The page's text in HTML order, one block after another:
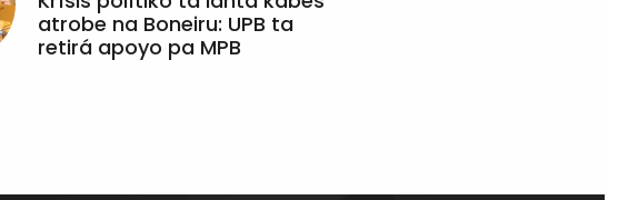
atrobe na Boneiru: UPB ta
retirá apoyo pa MPB